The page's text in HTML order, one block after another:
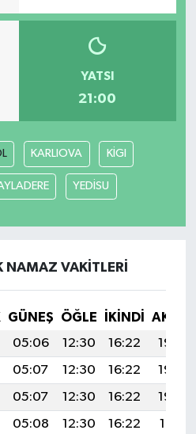
YATSI
21:00
KARLIOVA KİGI
YEDİSU
NAMAZ VAKITLERI
GÜNEŞ ÖĞLE İKINDI
05:06 12:30 16:22
19:43
05:07 12:30 16:22
19:43
05:07 12:30 16:22
19:42
05:08 12:30 16:22
19:41